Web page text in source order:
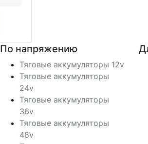
По напряжению
Тяговые аккумуляторы 12v
Тяговые аккумуляторы
24v
Тяговые аккумуляторы
36v
Тяговые аккумуляторы
48v